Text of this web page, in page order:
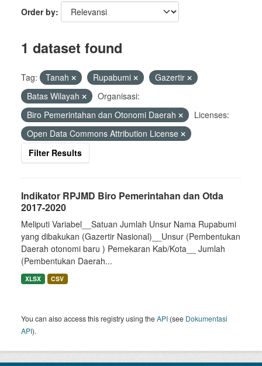
Order by
1 dataset found
Tag: Tanah Rupabumi
Gazertir
Batas Wilayah
Organisasi:
Biro Pemerintahan dan Otonomi Daerah
Licenses:
Open Data Commons Attribution License
Filter Results
Indikator RPJMD Biro Pemerintahan dan Otda
2017-2020
Meliputi Variabel__Satuan Jumlah Unsur Nama Rupabumi
yang dibakukan (Gazertir Nasional)__Unsur (Pembentukan
Daerah otonomi baru ) Pemekaran Kab/Kota__ Jumlah
(Pembentukan Daerah...
XLSX CSV
You can also access this registry using theAPI (see Dokumentasi
API).